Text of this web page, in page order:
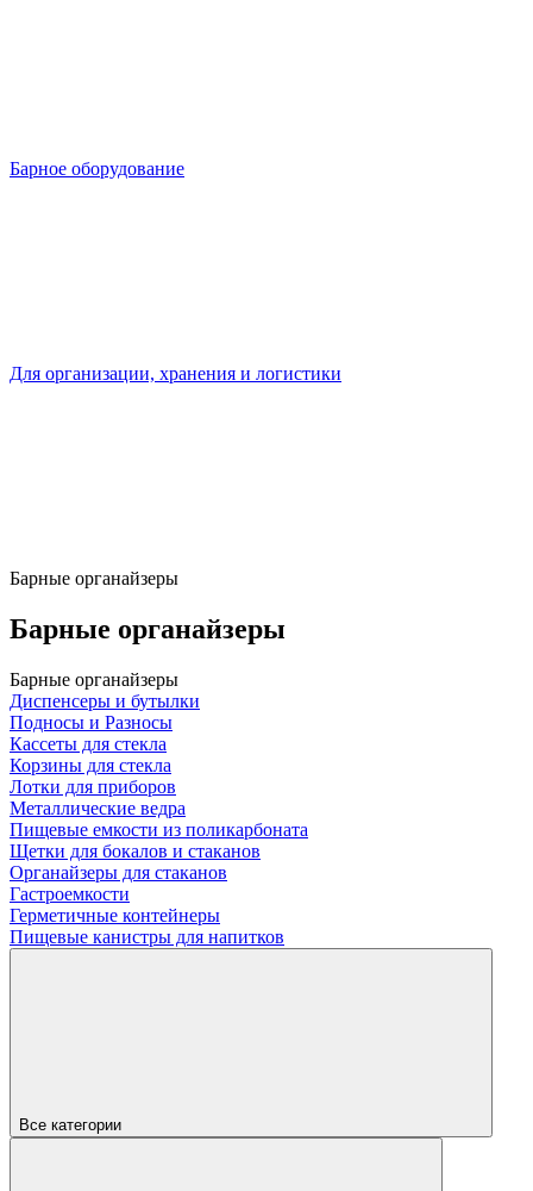
Барное оборудование
Для организации, хранения и логистики
Барные органайзеры
Барные органайзеры
Барные органайзеры
Диспенсеры и бутылки
Подносы и Разносы
Кассеты для стекла
Корзины для стекла
Лотки для приборов
Металлические ведра
Пищевые емкости из поликарбоната
Щетки для бокалов и стаканов
Органайзеры для стаканов
Гастроемкости
Герметичные контейнеры
Пищевые канистры для напитков
Все категории